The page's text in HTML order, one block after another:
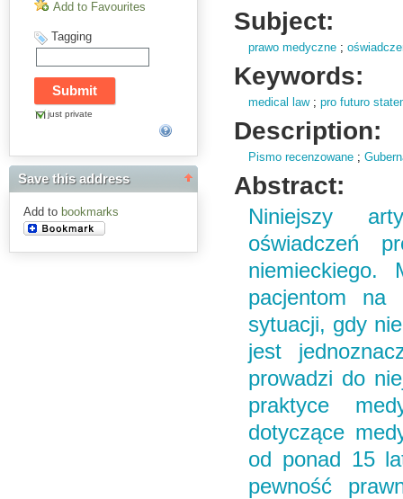
Add to Favourites
Tagging
just private
Save this address
Add to bookmarks
Subject:
prawo medyczne ;
Keywords:
medical law;pro futuro
Description:
Pismo recenzowane ;
Abstract:
Niniejszy
oświadczeń
niemieckiego.
pacjentom na
sytuacji, gdy
jest
prowadzi do
praktyce
dotyczące
od ponad 15
pewność